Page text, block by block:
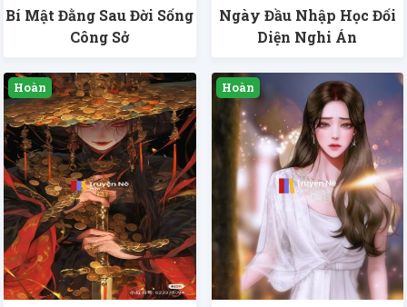
Bí Mật Đằng Sau Đời Sống
Công Sở
Ngày Đầu Nhập Học Đối
Diện Nghi Án